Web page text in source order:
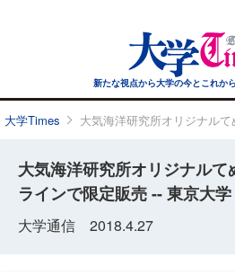
新たな視点から大学の今とこれか
大学Times 大気海洋研究所オリジナル
大気海洋研究所オリジナル
ラインで限定販売 -- 東京大学
大学通信 2018.4.27